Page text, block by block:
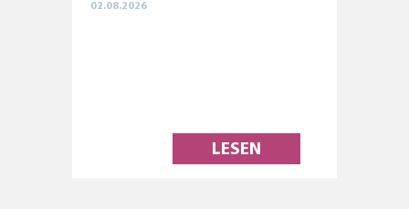
02.08.2026
LESEN